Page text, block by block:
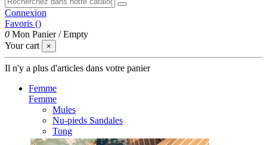
Connexion
Favoris ()
0 Mon Panier /Empty
Your cart
×
Il n'y a plus d'articles dans votre panier
Femme
Femme
Mules
Nu-pieds Sandales
Tong